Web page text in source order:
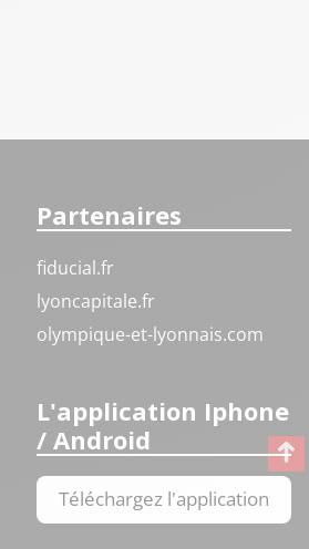
Partenaires
fiducial.fr
lyoncapitale.fr
olympique-et-lyonnais.com
L'application Iphone
/ Android
Téléchargez l'application